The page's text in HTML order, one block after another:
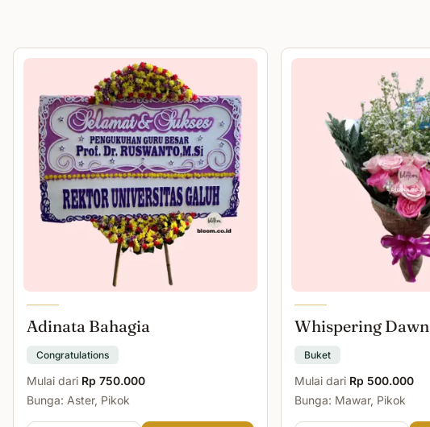
Adinata Bahagia
Congratulations
Mulai dari Rp 750.000
Bunga: Aster, Pikok
Whispering Dawn
Buket
Mulai dari Rp 500.000
Bunga: Mawar, Pikok